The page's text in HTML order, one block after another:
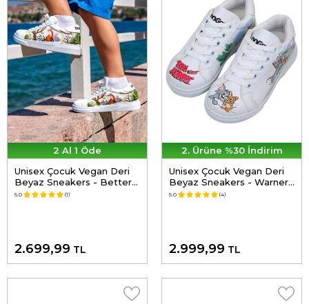
2 Al 1 Öde
Unisex Çocuk Vegan Deri
Beyaz Sneakers - Better
Together Tasarım
5.0 (1)
2.699,99 TL
2. Ürüne %30 İndirim
Unisex Çocuk Vegan Deri
Beyaz Sneakers - Warner
Bros Tom ve Jerry
5.0 (4)
2.999,99 TL